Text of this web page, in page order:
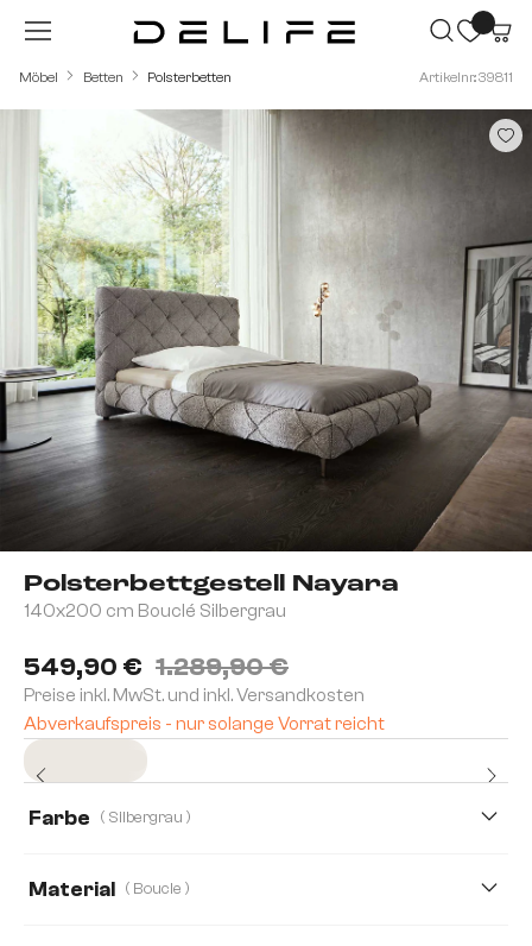
Zum Hauptinhalt springen
Möbel Betten Polsterbetten Artikelnr.: 39811
Polsterbettgestell Nayara
140x200 cm Bouclé Silbergrau
549,90 € 1.289,90 €
Preise inkl. MwSt. und inkl. Versandkosten
Abverkaufspreis - nur solange Vorrat reicht
Farbe ( Silbergrau )
Material ( Boucle )
Bildergalerie überspringen